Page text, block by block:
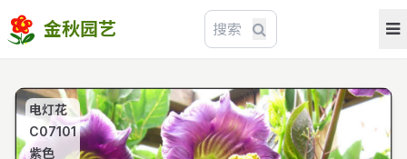
金秋园艺
电灯花
C07101
紫色